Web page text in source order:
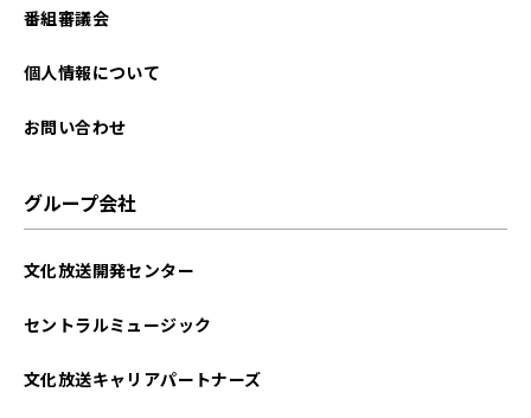
番組審議会
個人情報について
お問い合わせ
グループ会社
文化放送開発センター
セントラルミュージック
文化放送キャリアパートナーズ